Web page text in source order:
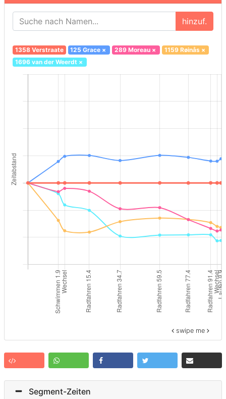
hinzuf.
1358 Verstraate 125 Grace × 289 Moreau× 1159 Røinås×
1696 van der Weerdt×
swipe me
Segment-Zeiten